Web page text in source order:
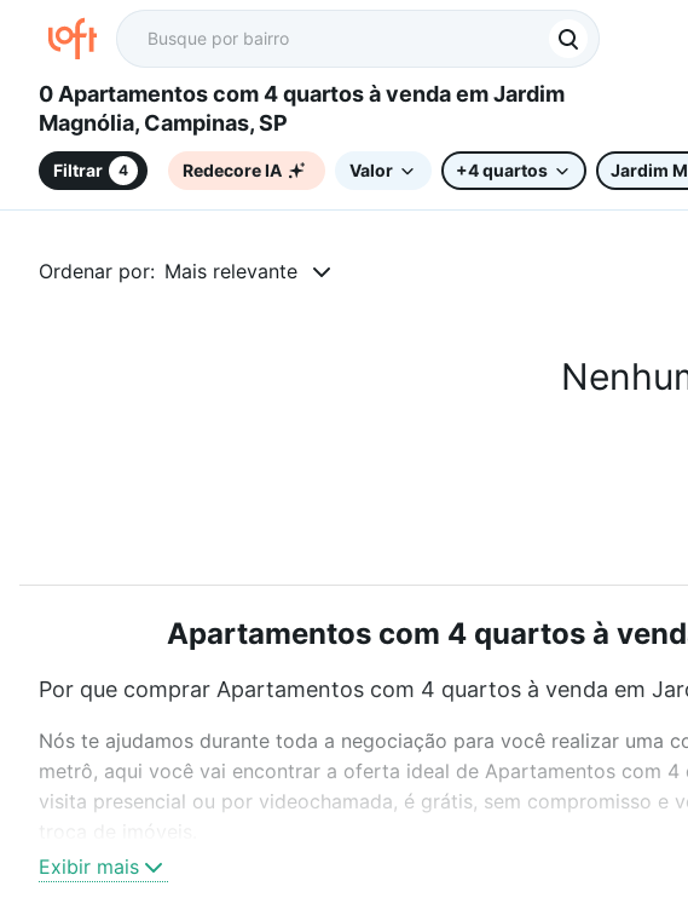
0 Apartamentos com 4 quartos à venda em Jardim
Magnólia, Campinas, SP
Filtrar 4 Redecore IA Valor +4 quartos Jardim
Ordenar por: Mais relevante
Apartamentos com 4 quartos à
Por que comprar Apartamentos com 4 quartos à venda em
Nós te ajudamos durante toda a negociação para você realizar uma
metrô, aqui você vai encontrar a oferta ideal de Apartamentos com
visita presencial ou por videochamada, é grátis, sem compromisso
Como escolher um imóvel?
Exibir mais